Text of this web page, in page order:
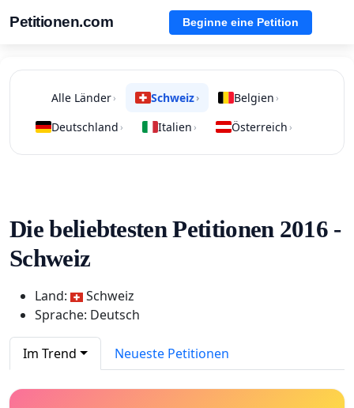
Petitionen.com Beginne eine Petition
Alle Länder› Schweiz› Belgien ›
Deutschland › Italien › Österreich ›
Die beliebtesten Petitionen 2016 -
Schweiz
Land:
Schweiz
Sprache: Deutsch
Im Trend Neueste Petitionen